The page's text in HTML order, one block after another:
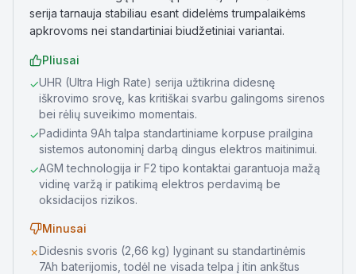
serija tarnauja stabiliau esant didelėms trumpalaikėms
apkrovoms nei standartiniai biudžetiniai variantai.
Pliusai
✓UHR (Ultra High Rate) serija užtikrina didesnę
iškrovimo srovę, kas kritiškai svarbu galingoms sirenos
bei rėlių suveikimo momentais.
✓Padidinta 9Ah talpa standartiniame korpuse prailgina
sistemos autonominį darbą dingus elektros maitinimui.
✓AGM technologija ir F2 tipo kontaktai garantuoja mažą
vidinę varžą ir patikimą elektros perdavimą be
oksidacijos rizikos.
Minusai
✗Didesnis svoris (2,66 kg) lyginant su standartinėmis
7Ah baterijomis, todėl ne visada telpa į itin ankštus